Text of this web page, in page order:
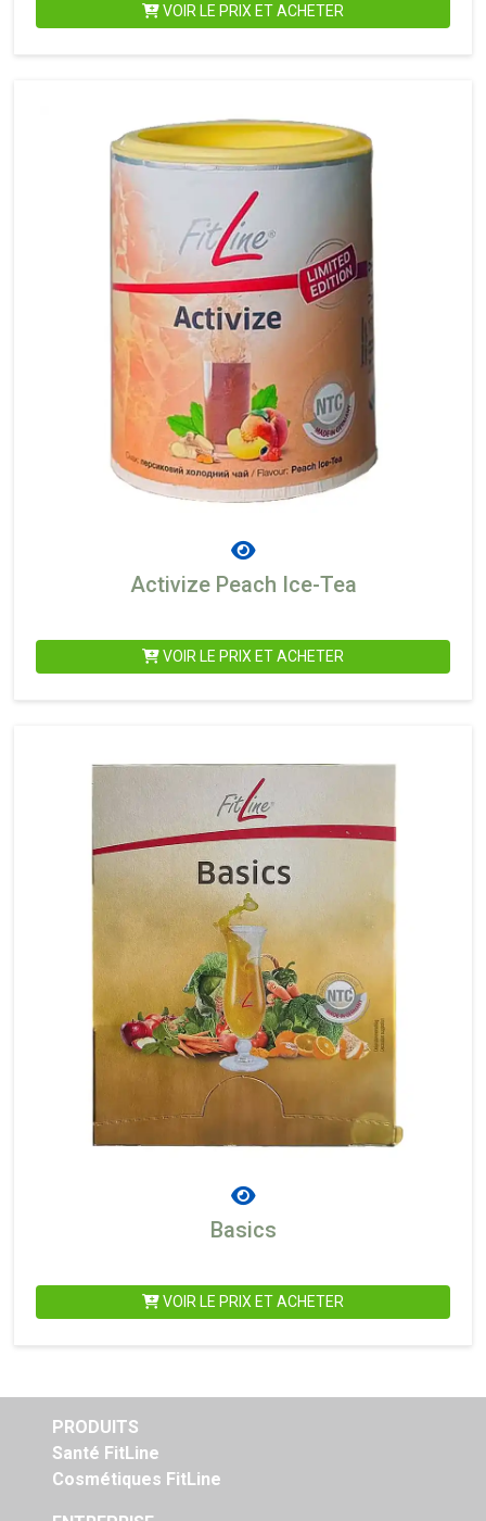
VOIR LE PRIX ET ACHETER
Activize Peach Ice-Tea
VOIR LE PRIX ET ACHETER
Basics
VOIR LE PRIX ET ACHETER
PRODUITS
Santé FitLine
Cosmétiques FitLine